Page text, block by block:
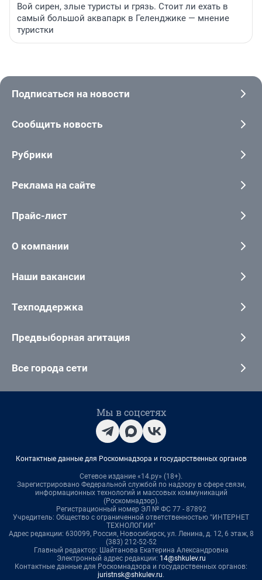
Вой сирен, злые туристы и грязь. Стоит ли ехать в
самый большой аквапарк в Геленджике — мнение
туристки
Подписаться на новости
Сообщить новость
Рубрики
Реклама на сайте
Прайс-лист
О компании
Наши вакансии
Техподдержка
Предвыборная агитация
Все города сети
Мы в соцсетях
Контактные данные для Роскомнадзора и государственных органов
Сетевое издание «14.ру» (18+).
Зарегистрировано Федеральной службой по надзору в сфере связи,
информационных технологий и массовых коммуникаций
(Роскомнадзор).
Регистрационный номер ЭЛ № ФС 77 - 87892
Учредитель: Общество с ограниченной ответственностью "ИНТЕРНЕТ
ТЕХНОЛОГИИ"
Адрес редакции: 630099, Россия, Новосибирск, ул. Ленина, д. 12, 6 этаж, 8
(383) 212-52-52
Главный редактор: Шайтанова Екатерина Александровна
Электронный адрес редакции: 14@shkulev.ru
Контактные данные для Роскомнадзора и государственных органов:
juristnsk@shkulev.ru.